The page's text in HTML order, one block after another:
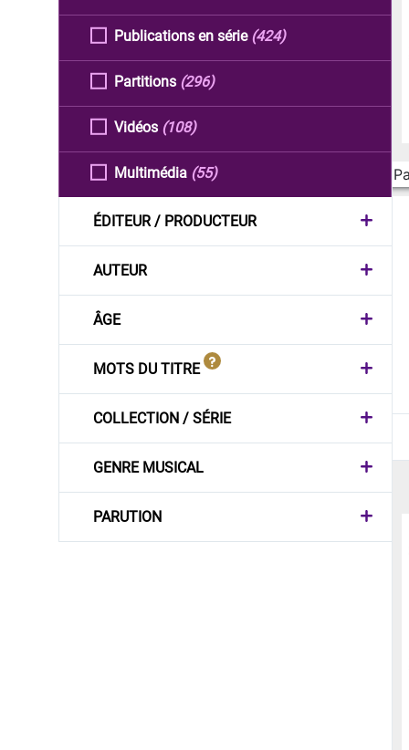
Publications en série (424)
Partitions (296)
Vidéos (108)
Multimédia (55)
ÉDITEUR / PRODUCTEUR
AUTEUR
ÂGE
MOTS DU TITRE
COLLECTION / SÉRIE
GENRE MUSICAL
PARUTION